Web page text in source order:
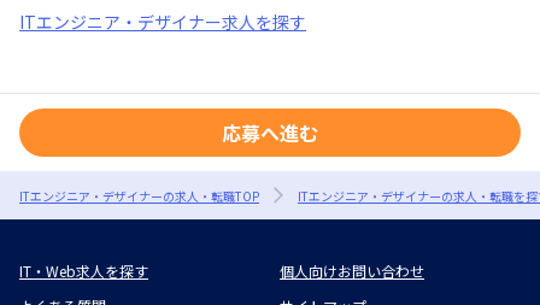
ITエンジニア・デザイナー求人を探す
応募へ進む
ITエンジニア・デザイナーの求人・転職TOP ITエンジニア・デザイナーの求人・転職を
IT・Web求人を探す
個人向けお問い合わせ